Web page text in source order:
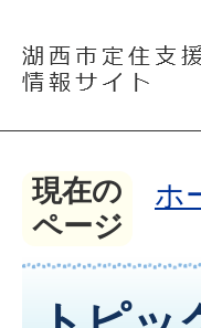
現在の
ページ
ホ